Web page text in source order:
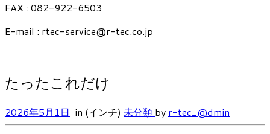
FAX : 082-922-6503
E-mail : rtec-service@r-tec.co.jp
たったこれだけ
2026年5月1日 in (インチ) 未分類 by r-tec_@dmin